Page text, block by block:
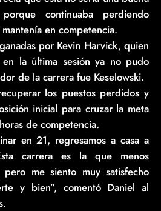
continuaba perdiendo
en competencia.
por Kevin Harvick, quien
en la última sesión ya no pudo
de la carrera fue Keselowski.
los puestos perdidos y
inicial para cruzar la meta
de competencia.
en 21, regresamos a casa a
carrera es la que menos
me siento muy satisfecho
y bien”, comentó Daniel al